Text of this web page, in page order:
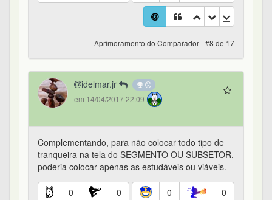
Aprimoramento do Comparador - #8 de 17
idelmar.jr
em 14/04/2017 22:09
Complementando, para não colocar todo tipo de
tranqueira na tela do SEGMENTO OU SUBSETOR,
poderia colocar apenas as estudáveis ou viáveis.
0 0 0 0